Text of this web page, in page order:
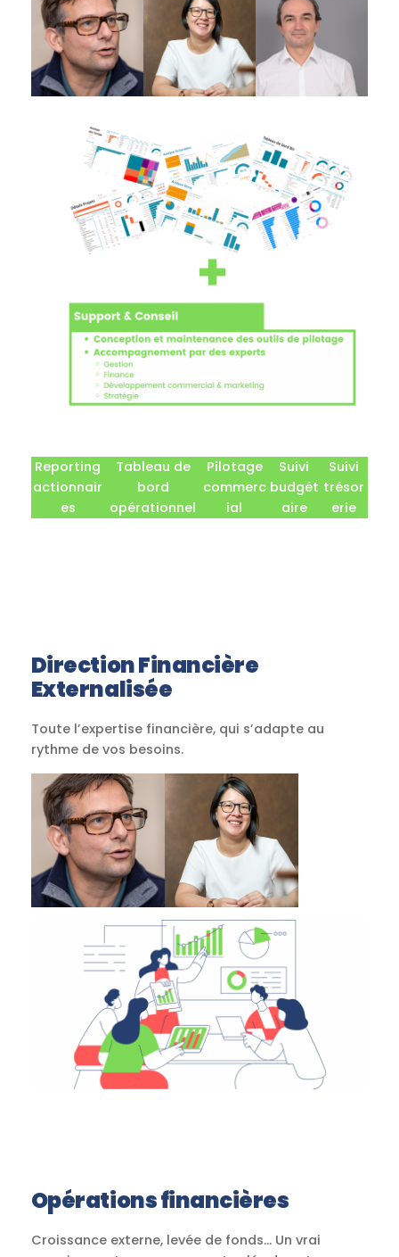
Reporting
actionnair
es
Tableau de
bord
opérationnel
Pilotage
commerc
ial
Suivi
budgét
aire
Suivi
trésor
erie
Direction Financière
Externalisée
Toute l’expertise financière, qui s’adapte au
rythme de vos besoins.
Opérations financières
Croissance externe, levée de fonds… Un vrai